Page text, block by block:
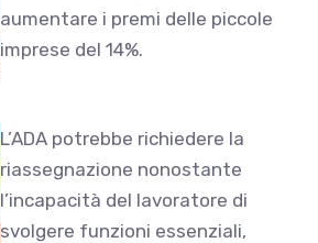
aumentare i premi delle piccole
imprese del 14%.
L’ADA potrebbe richiedere la
riassegnazione nonostante
l’incapacità del lavoratore di
svolgere funzioni essenziali,